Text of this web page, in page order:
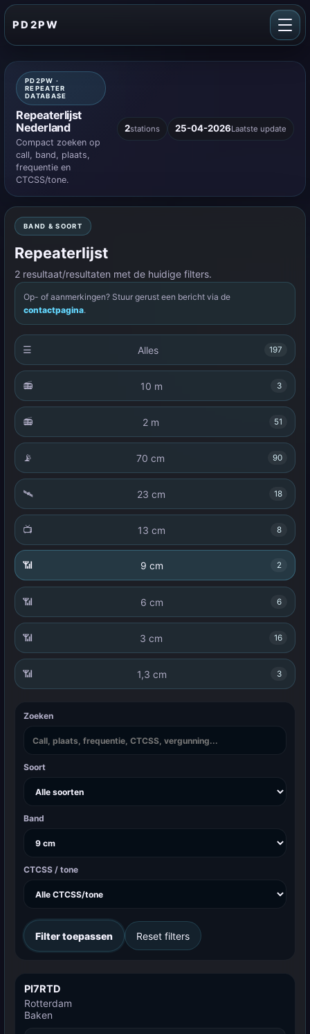
PD2PW
PD2PW ·
REPEATER
DATABASE
Repeaterlijst
Nederland
Compact zoeken op
call, band, plaats,
frequentie en
CTCSS/tone.
2stations 25-04-2026Laatste update
BAND & SOORT
Repeaterlijst
2 resultaat/resultaten met de huidige filters.
Op- of aanmerkingen? Stuur gerust een bericht via de
contactpagina.
☰ Alles 197
📻 10 m 3
📻 2 m 51
📡 70 cm 90
🛰️ 23 cm 18
📺 13 cm 8
📶 9 cm 2
📶 6 cm 6
📶 3 cm 16
📶 1,3 cm 3
Zoeken
Soort
Band
CTCSS / tone
Filter toepassen Reset filters
PI7RTD
Rotterdam
Baken